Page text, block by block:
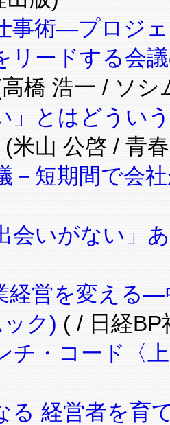
事術―プロジ
リードする会
橋 浩一 / ソシ
」とはどうい
(米山 公啓 / 青
－短期間で会
会いがない」
経営を変える
ク) ( / 日経BP
チ・コード〈
る 経営者を育